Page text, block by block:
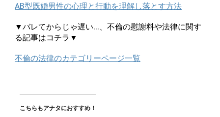
AB型既婚男性の心理と行動を理解し落とす方法
▼バレてからじゃ遅い…、不倫の慰謝料や法律に関す
る記事はコチラ▼
不倫の法律のカテゴリーページ一覧
こちらもアナタにおすすめ！